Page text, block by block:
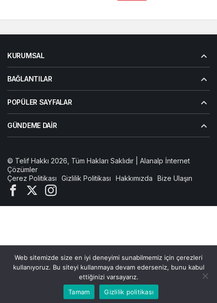
Bu web sitesinde en iyi deneyimi yaşamanızı sağlamak
için çerezler kullanılmaktadır.
KURUMSAL
BAĞLANTILAR
POPÜLER SAYFALAR
GÜNDEME DAIR
© Telif Hakkı 2026, Tüm Hakları Saklıdır | Alanalp İnternet
Çözümler
Çerez Politikası
Gizlilik Politikası Hakkımızda Bize Ulaşın
Web sitemizde size en iyi deneyimi sunabilmemiz için çerezleri
kullanıyoruz. Bu siteyi kullanmaya devam ederseniz, bunu kabul
ettiğinizi varsayarız.
Tamam
Gizlilik politikası